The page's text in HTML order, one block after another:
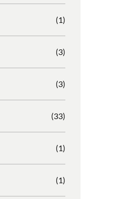
(1)
(3)
(3)
(33)
(1)
(1)